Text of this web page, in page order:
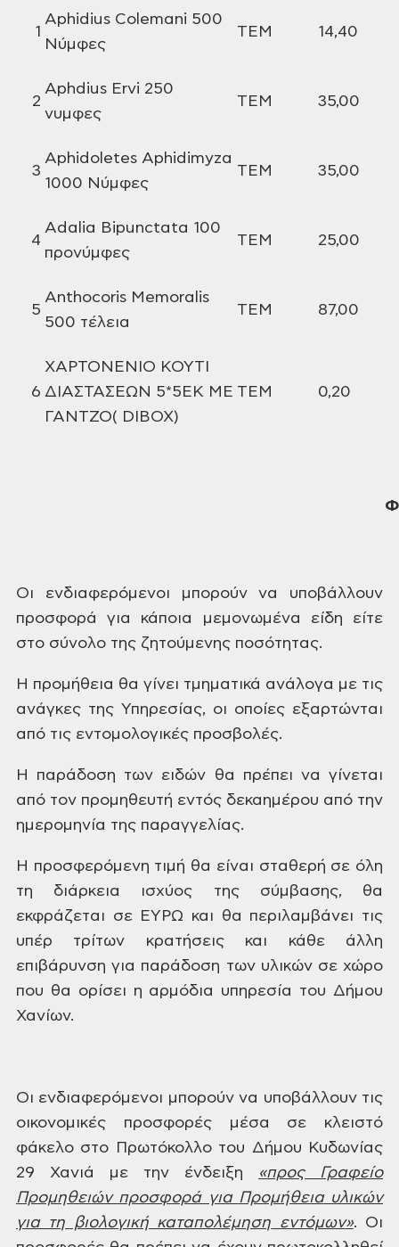
1
Αphidius Colemani 500
Νύμφες
ΤΕΜ 14,40
2
Aphdius Ervi 250
νυμφες
ΤΕΜ 35,00
3
Aphidoletes Aphidimyza
1000 Νύμφες
ΤΕΜ 35,00
4
Adalia Bipunctata 100
προνύμφες
ΤΕΜ 25,00
5
Anthocoris Memoralis
500 τέλεια
ΤΕΜ 87,00
6
XAΡTONENIO KOYTI
ΔΙΑΣΤΑΣΕΩΝ 5*5ΕΚ ΜΕ
ΓΑΝΤΖΟ( DIBOX)
ΤΕΜ 0,20
Οι ενδιαφερόμενοι μπορούννα υποβάλλουν
προσφορά για κάποια
μεμονωμένα είδη είτε
στο σύνολο της ζητούμενης ποσότητας.
Η προμήθεια θα γίνει τμηματικά ανάλογα με τις
ανάγκες της Υπηρεσίας, οι οποίες εξαρτώνται
από τις εντομολογικές προσβολές.
Η
παράδοση των ειδών θα πρέπει να γίνεται
από τον προμηθευτή εντός δεκαημέρου από την
ημερομηνία της παραγγελίας.
Η προσφερόμενη τιμή θα είναι σταθερή σε όλη
τη διάρκεια ισχύος της σύμβασης, θα
εκφράζεται σε ΕΥΡΩ και θα περιλαμβάνει τις
υπέρ τρίτων κρατήσεις και κάθε άλλη
επιβάρυνση για παράδοση των υλικών σεχώρο
που θα ορίσει η αρμόδια υπηρεσία
του Δήμου
Χανίων.
Οι ενδιαφερόμενοι μπορούν να υποβάλλουντις
οικονομικές προσφορές μέσα σε κλειστό
φάκελο στο Πρωτόκολλο του Δήμου Κυδωνίας
29 Χανιά με την ένδειξη
«προςΓραφείο
Προμηθειών προσφορά για Προμήθειαυλικών
για τη βιολογική καταπολέμηση εντόμων». Οι